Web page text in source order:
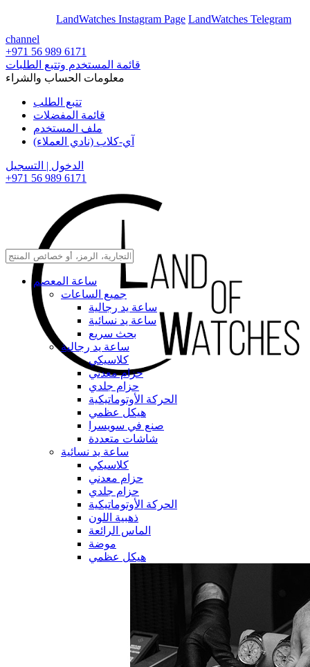
LandWatches Instagram Page LandWatches Telegram
channel
+971 56 989 6171
قائمة المستخدم وتتبع الطلبات
معلومات الحساب والشراء
تتبع الطلب
قائمة المفضلات
ملف المستخدم
آي-كلاب (نادي العملاء)
الدخول | التسجيل
+971 56 989 6171
ساعة المعصم
جميع الساعات
ساعة يد رجالية
ساعة يد نسائية
بحث سريع
ساعة يد رجالية
كلاسيكي
حزام معدني
حزام جلدي
الحركة الأوتوماتيكية
هيكل عظمي
صنع في سويسرا
شاشات متعددة
ساعة يد نسائية
كلاسيكي
حزام معدني
حزام جلدي
الحركة الأوتوماتيكية
ذهبية اللون
الماس الرائعة
موضة
هيكل عظمي